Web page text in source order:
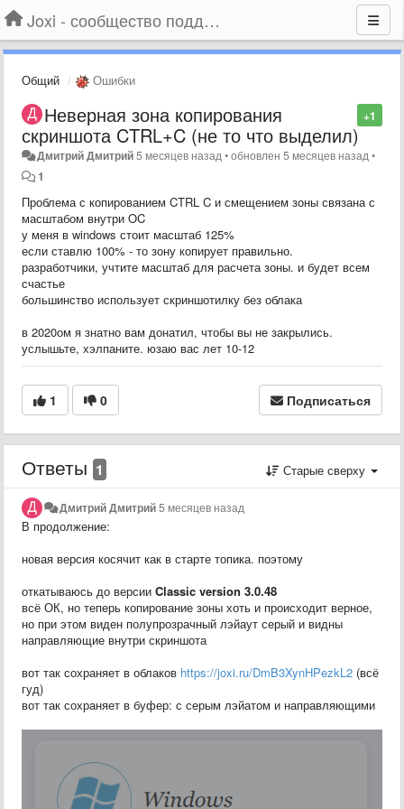
Joxi - сообщество поддержки
Общий Ошибки
+1
Неверная зона копирования
скриншота CTRL+C (не то что выделил)
Дмитрий Дмитрий5 месяцев назад •обновлен5 месяцев назад •
1
Проблема с копированием CTRL C и смещением зоны связана с
масштабом внутри OC
у меня в windows стоит масштаб 125%
если ставлю 100% - то зону копирует правильно.
разработчики, учтите масштаб для расчета зоны. и будет всем
счастье
большинство использует скриншотилку без облака
в 2020ом я знатно вам донатил, чтобы вы не закрылись.
услышьте, хэлпаните. юзаю вас лет 10-12
1 0 Подписаться
Ответы 1 Старые сверху
Дмитрий Дмитрий5 месяцев назад
В продолжение:
новая версия косячит как в старте топика. поэтому
откатываюсь до версии Classic version 3.0.48
всё ОК, но теперь копирование зоны хоть и происходит верное,
но при этом виден полупрозрачный лэйаут серый и видны
направляющие внутри скриншота
вот так сохраняет в облаков https://joxi.ru/DmB3XynHPezkL2 (всё
гуд)
вот так сохраняет в буфер: с серым лэйатом и направляющими